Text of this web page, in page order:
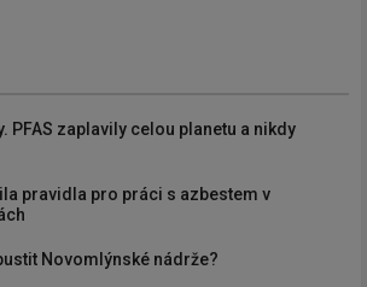
PFAS zaplavily celou planetu a nikdy
pravidla pro práci s azbestem v
Novomlýnské nádrže?